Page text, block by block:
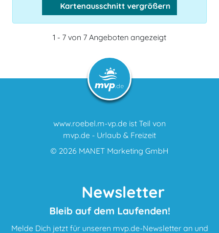
Kartenausschnitt vergrößern
1 - 7 von 7 Angeboten angezeigt
www.roebel.m-vp.de ist Teil von
mvp.de - Urlaub & Freizeit
© 2026 MANET Marketing GmbH
Newsletter
Bleib auf dem Laufenden!
Melde Dich jetzt für unseren mvp.de-Newsletter an und